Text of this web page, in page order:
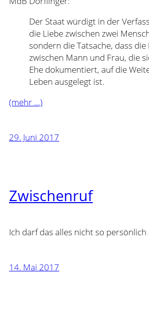
Der Staat würdigt in der
die Liebe zwischen zwei
sondern die Tatsache, dass die
zwischen Mann und Frau, die
Ehe dokumentiert, auf die
Leben ausgelegt ist.
(mehr …)
29. Juni 2017
Zwischenruf
Ich darf das alles nicht so persönlich
14. Mai 2017